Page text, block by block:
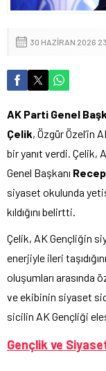
30 HAZIRAN 2026
AK Parti Genel
Çelik, Özgür
bir yanıt verdi. Çelik,
Genel Başkanı
siyaset okulunda
kıldığını belirtti.
Çelik, AK Gençliğin
enerjiyle ileri
oluşumları arasında
ve ekibinin siyaset
sicilin AK Gençliği
Gençlik ve